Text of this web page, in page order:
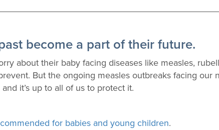
become a part of their future.
about their baby facing diseases like measles,
But the ongoing measles outbreaks facing our
it’s up to all of us to protect it.
for babies and young children.